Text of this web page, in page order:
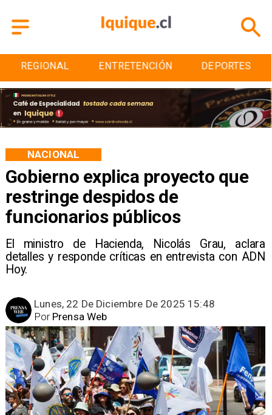
ENTRETENCIÓN DEPORTES CULTURA
Gobierno explica proyecto que
restringe despidos de
funcionarios públicos
El ministro de Hacienda, Nicolás Grau, aclara
detalles y responde críticas en entrevista con ADN
Hoy.
NACIONAL
Lunes, 22 De Diciembre De 2025 15:48
Prensa Web
Por